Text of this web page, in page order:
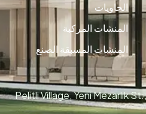
الحاويات
المنشات المركبة
المنشات المسبقة الصنع
Pelitli Village, Yeni Mezarlık